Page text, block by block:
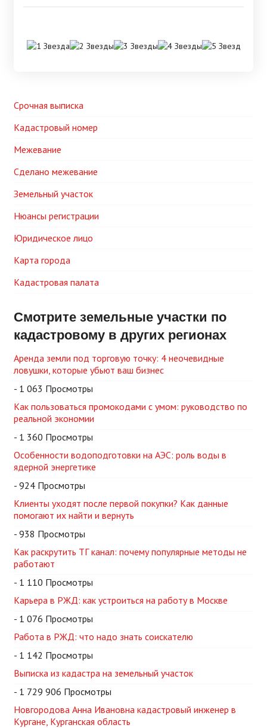
Срочная выписка
Кадастровый номер
Межевание
Сделано межевание
Земельный участок
Нюансы регистрации
Юридическое лицо
Карта города
Кадастровая палата
Смотрите земельные участки по
кадастровому в других регионах
Аренда земли под торговую точку: 4 неочевидные
ловушки, которые убьют ваш бизнес
- 1 063 Просмотры
Как пользоваться промокодами с умом: руководство по
реальной экономии
- 1 360 Просмотры
Особенности водоподготовки на АЭС: роль воды в
ядерной энергетике
- 924 Просмотры
Клиенты уходят после первой покупки? Как данные
помогают их найти и вернуть
- 938 Просмотры
Как раскрутить ТГ канал: почему популярные методы не
работают
- 1 110 Просмотры
Карьера в РЖД: как устроиться на работу в Москве
- 1 076 Просмотры
Работа в РЖД: что надо знать соискателю
- 1 142 Просмотры
Выписка из кадастра на земельный участок
- 1 729 906 Просмотры
Новгородова Анна Ивановна кадастровый инженер в
Кургане, Курганская область